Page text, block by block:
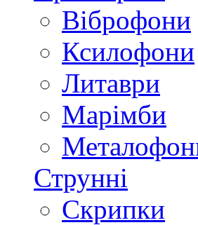
Віброфони
Ксилофони
Литаври
Марімби
Струнні
Скрипки